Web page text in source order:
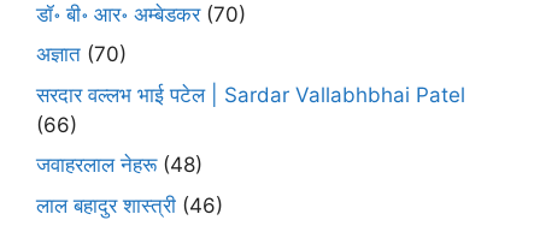
डॉ॰ बी॰ आर॰ अम्बेडकर(70)
अज्ञात (70)
सरदार वल्लभ भाई पटेल | Sardar Vallabhbhai Patel
(66)
जवाहरलाल नेहरू(48)
लाल बहादुर शास्त्री (46)